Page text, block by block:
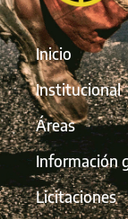
Inicio
Institucional
Áreas
Información
Licitaciones